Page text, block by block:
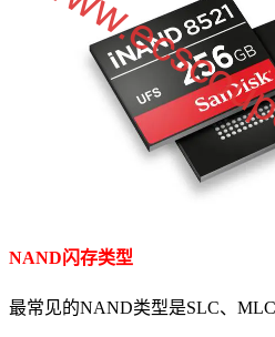
NAND闪存类型
最常见的NAND类型是SLC、